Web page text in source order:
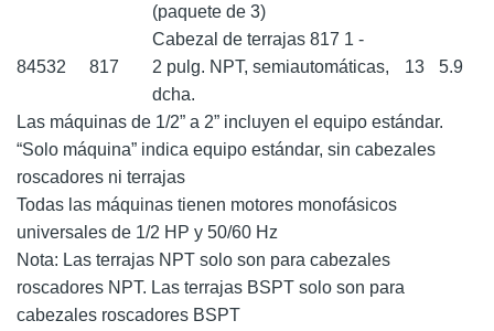
(paquete de 3)
84532 817
Cabezal de terrajas 817 1 -
2 pulg. NPT, semiautomáticas,
dcha.
13 5.9
Las máquinas de 1/2” a 2” incluyen el equipo estándar.
“Solo máquina” indica equipo estándar, sin cabezales
roscadores ni terrajas
Todas las máquinas tienen motores monofásicos
universales de 1/2 HP y 50/60 Hz
Nota: Las terrajas NPT solo son para cabezales
roscadores NPT. Las terrajas BSPT solo son para
cabezales roscadores BSPT